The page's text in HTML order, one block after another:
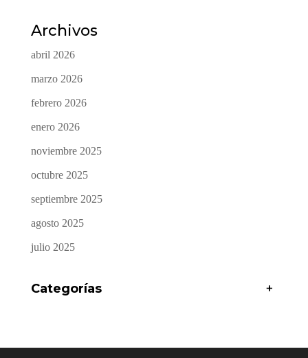
Archivos
abril 2026
marzo 2026
febrero 2026
enero 2026
noviembre 2025
octubre 2025
septiembre 2025
agosto 2025
julio 2025
Categorías +